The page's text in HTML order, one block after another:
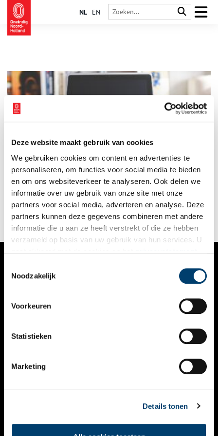
Deze website maakt gebruik van cookies
We gebruiken cookies om content en advertenties te
personaliseren, om functies voor social media te bieden
en om ons websiteverkeer te analyseren. Ook delen we
informatie over uw gebruik van onze site met onze
partners voor social media, adverteren en analyse. Deze
partners kunnen deze gegevens combineren met andere
informatie die u aan ze heeft verstrekt of die ze hebben
verzameld op basis van uw gebruik van hun services. U
Noodzakelijk
Voorkeuren
Statistieken
Marketing
Details tonen
NL EN
Op 2 december vond het Erfgoedmatinee voor historische
verenigingen plaats, een initiatief van Oneindig Noord-
Holland in samenwerking met de Noord-Hollandse
erfgoedorganisaties MOOI Noord-Holland en NMF
Erfgoedadvies. Onderwerpen zoals de Omgevingswet, het
digitaliseren van de collectie en hoe je je onmisbaar maakt als
historische vereniging kwamen aan bod. Kijk hier de online
webinar terug.
2 min
VERHALEN
KALENDER
THEMA’S
VIDEO’S
CONTACT